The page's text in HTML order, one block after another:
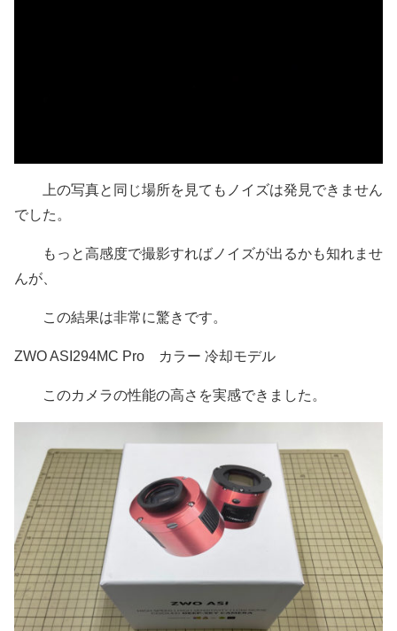
上の写真と同じ場所を見てもノイズは発見できません
でした。
もっと高感度で撮影すればノイズが出るかも知れませ
んが、
この結果は非常に驚きです。
ZWO ASI294MC Pro カラー 冷却モデル
このカメラの性能の高さを実感できました。